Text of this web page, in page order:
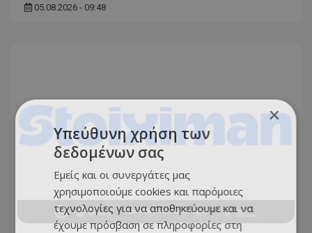
05.08.2026 - 09:48
×
Υπεύθυνη χρήση των
δεδομένων σας
Εμείς και οι συνεργάτες μας
χρησιμοποιούμε cookies και παρόμοιες
τεχνολογίες για να αποθηκεύουμε και να
έχουμε πρόσβαση σε πληροφορίες στη